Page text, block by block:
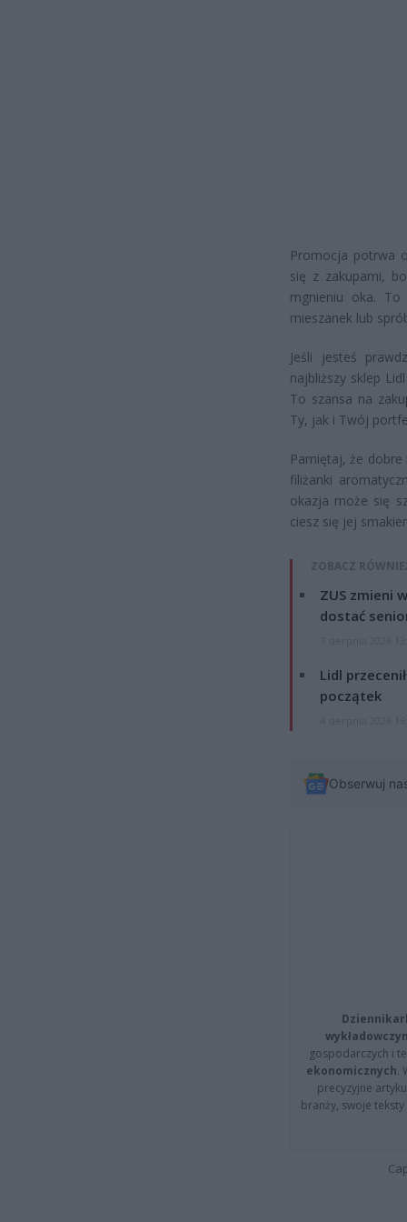
Promocja potrwa
się z zakupami,
mgnieniu oka.
mieszanek lub
Jeśli jesteś
najbliższy sklep
To szansa na
Ty, jak i Twój
Pamiętaj, że
filiżanki
okazja może się
ciesz się jej
ZOBACZ
ZUS zmieni
dostać
Lidl
początek
Obserwuj
gospodarczych i
ekonomicznych.
precyzyjne
branży, swoje